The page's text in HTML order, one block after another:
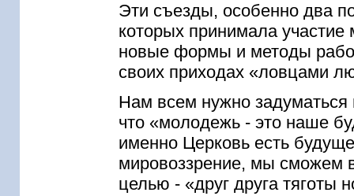
Эти съезды, особенно два
которых принимала
новые формы и методы
своих приходах «ловцами
Нам всем нужно задуматься
что «молодежь - это наше
именно Церковь есть
мировоззрение, мы сможем
целью - «друг друга тяготы